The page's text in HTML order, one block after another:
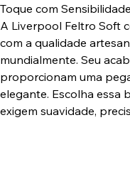
Toque com
A Liverpool Feltro Soft
com a qualidade
mundialmente. Seu
proporcionam uma
elegante. Escolha essa
exigem suavidade,